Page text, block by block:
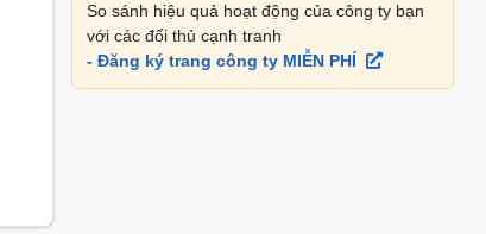
So sánh hiệu quả hoạt động của công ty bạn
với các đối thủ cạnh tranh
- Đăng ký trang công ty MIỄN PHÍ